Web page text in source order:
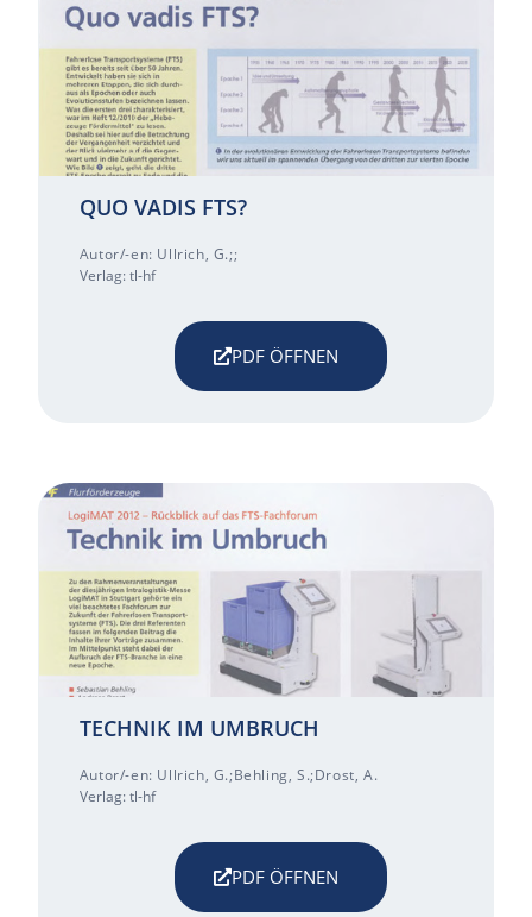
QUO VADIS FTS?
Autor/-en: Ullrich, G.;;
Verlag: tl-hf
PDF ÖFFNEN
TECHNIK IM UMBRUCH
Autor/-en: Ullrich, G.;Behling, S.;Drost, A.
Verlag: tl-hf
PDF ÖFFNEN